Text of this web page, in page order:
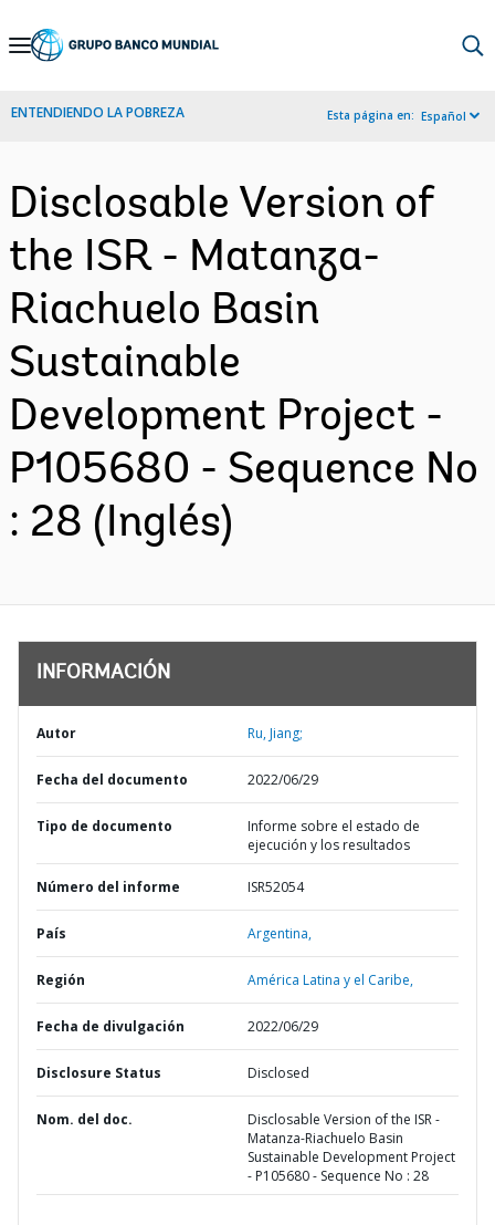
Skip
Navigation
ENTENDIENDO LA POBREZA Esta página en: Español
Disclosable Version of
the ISR - Matanza-
Riachuelo Basin
Sustainable
Development Project -
P105680 - Sequence No
: 28 (Inglés)
INFORMACIÓN
Autor Ru, Jiang;
Fecha del documento 2022/06/29
Tipo de documento
Informe sobre el estado de
ejecución y los resultados
Número del informe ISR52054
País Argentina,
Región América Latina y el Caribe,
Fecha de divulgación 2022/06/29
Disclosure Status Disclosed
Nom. del doc.
Disclosable Version of the ISR -
Matanza-Riachuelo Basin
Sustainable Development Project
- P105680 - Sequence No : 28